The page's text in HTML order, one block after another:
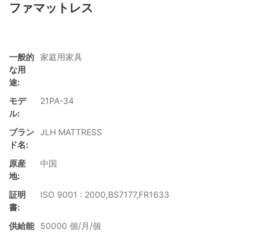
ファマットレス
一般的
な用
途:
家庭用家具
モデ
ル:
21PA-34
ブラン
ド名:
JLH MATTRESS
原産
地:
中国
証明
書:
ISO 9001 : 2000,BS7177,FR1633
供給能
50000 個/月/個